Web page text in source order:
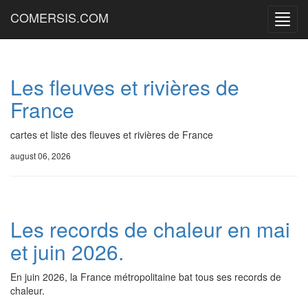
Menu
COMERSIS.COM
Les fleuves et rivières de
France
cartes et liste des fleuves et rivières de France
august 06, 2026
Les records de chaleur en mai
et juin 2026.
En juin 2026, la France métropolitaine bat tous ses records de
chaleur.